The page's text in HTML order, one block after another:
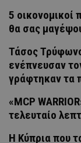
5 οικονομικοί
θα σας
Τάσος
ενέπνευσαν
γράφτηκαν τα
«MCP
τελευταίο
Η Κύπρια που